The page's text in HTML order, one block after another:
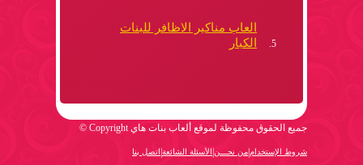
العاب مناكير الاظافر للبنات
الكبار
جميع الحقوق محفوظة لموقع ألعاب بنات هاي Copyright ©
شروط الإستخدام من نحـــن الأسئلة الشائعة اتصل بنا